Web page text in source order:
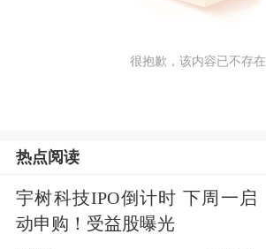
很抱歉，该内容已不存在
热点阅读
宇树科技IPO倒计时 下周一启
动申购！受益股曝光